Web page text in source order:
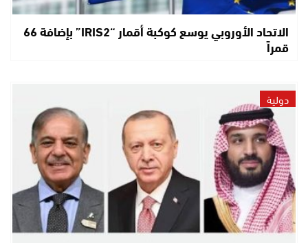
الاتحاد الأوروبي يوسع كوكبة أقمار “IRIS2” بإضافة 66
قمراً
دولية